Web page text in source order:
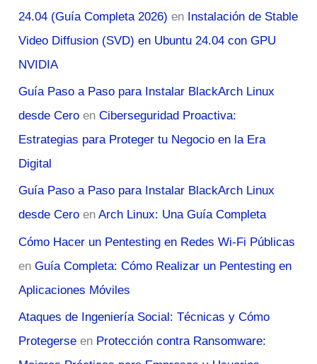
24.04 (Guía Completa 2026) en Instalación de Stable
Video Diffusion (SVD) en Ubuntu 24.04 con GPU
NVIDIA
Guía Paso a Paso para Instalar BlackArch Linux
desde Cero enCiberseguridad Proactiva:
Estrategias para Proteger tu Negocio en la Era
Digital
Guía Paso a Paso para Instalar BlackArch Linux
desde Cero enArch Linux: Una Guía Completa
Cómo Hacer un Pentesting en Redes Wi-Fi Públicas
enGuía Completa: Cómo Realizar un Pentesting en
Aplicaciones Móviles
Ataques de Ingeniería Social: Técnicas y Cómo
Protegerse en Protección contra Ransomware: